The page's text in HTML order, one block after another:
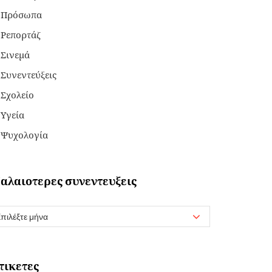
Πρόσωπα
Ρεπορτάζ
Σινεμά
Συνεντεύξεις
Σχολείο
Υγεία
Ψυχολογία
συνεντευξεις